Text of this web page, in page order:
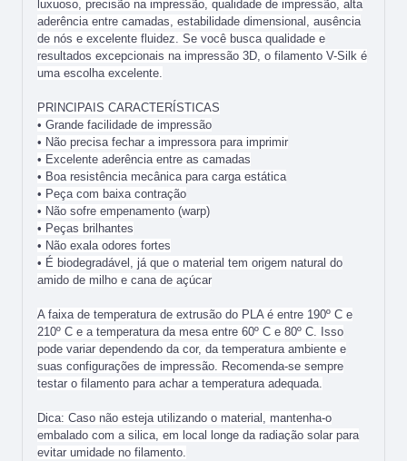
luxuoso, precisão na impressão, qualidade de impressão, alta
aderência entre camadas, estabilidade dimensional, ausência
de nós e excelente fluidez. Se você busca qualidade e
resultados excepcionais na impressão 3D, o filamento V-Silk é
uma escolha excelente.
PRINCIPAIS CARACTERÍSTICAS
• Grande facilidade de impressão
• Não precisa fechar a impressora para imprimir
• Excelente aderência entre as camadas
• Boa resistência mecânica para carga estática
• Peça com baixa contração
• Não sofre empenamento (warp)
• Peças brilhantes
• Não exala odores fortes
• É biodegradável, já que o material tem origem natural do
amido de milho e cana de açúcar
A faixa de temperatura de extrusão do PLA é entre 190º C e
210º C e a temperatura da mesa entre 60º C e 80º C. Isso
pode variar dependendo da cor, da temperatura ambiente e
suas configurações de impressão. Recomenda-se sempre
testar o filamento para achar a temperatura adequada.
Dica: Caso não esteja utilizando o material, mantenha-o
embalado com a silica, em local longe da radiação solar para
evitar umidade no filamento.